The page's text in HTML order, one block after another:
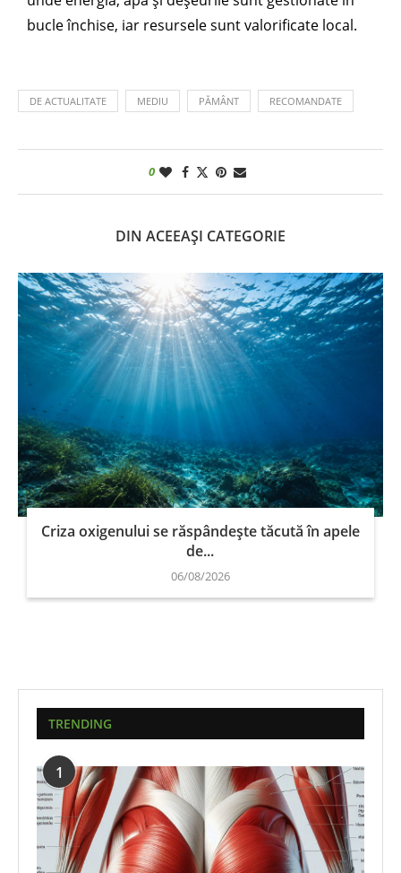
bucle închise, iar resursele sunt valorificate local.
DE ACTUALITATE MEDIU PĂMÂNT RECOMANDATE
0
DIN ACEEAȘI CATEGORIE
Criza oxigenului se răspândește tăcută în apele
de...
06/08/2026
TRENDING
1